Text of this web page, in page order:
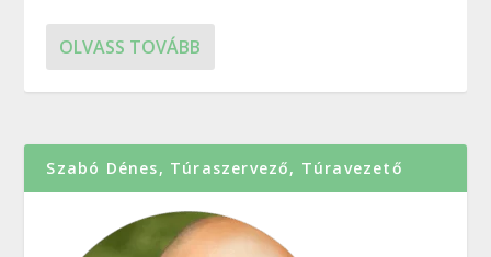
OLVASS TOVÁBB
Szabó Dénes, Túraszervező, Túravezető